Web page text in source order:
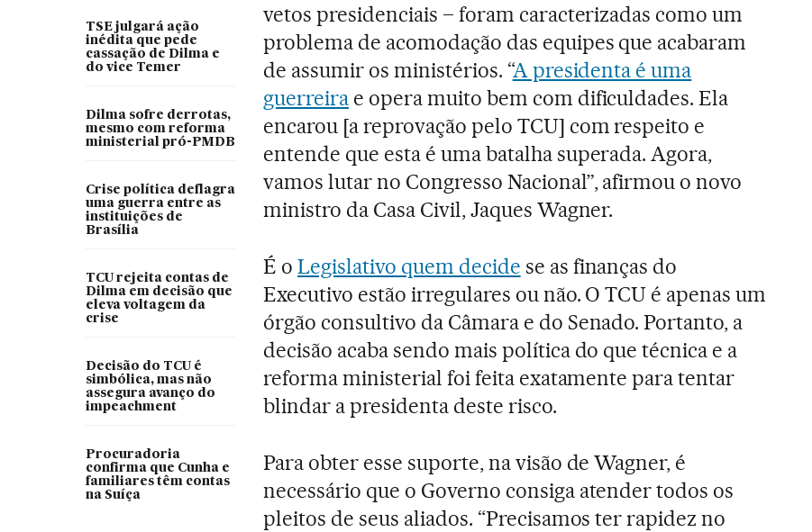
TSE julgará ação
inédita que pede
cassação de Dilma e
do vice Temer
Dilma sofre derrotas,
mesmo com reforma
ministerial pró-PMDB
Crise política deflagra
uma guerra entre as
instituições de
Brasília
TCU rejeita contas de
Dilma em decisão que
eleva voltagem da
crise
Decisão do TCU é
simbólica, mas não
assegura avanço do
impeachment
Procuradoria
confirma que Cunha e
familiares têm contas
na Suíça
vetos presidenciais – foram caracterizadas como um
problema de acomodação das equipes que acabaram
de assumir os ministérios. “A presidenta é uma
guerreira e opera muito bem com dificuldades. Ela
encarou [a reprovação pelo TCU] com respeito e
entende que esta é uma batalha superada. Agora,
vamos lutar no Congresso Nacional”, afirmou o novo
ministro da Casa Civil, Jaques Wagner.
É oLegislativo quem decide se as finanças do
Executivo estão irregulares ou não. O TCU é apenas um
órgão consultivo da Câmara e do Senado. Portanto, a
decisão acaba sendo mais política do que técnica e a
reforma ministerial foi feita exatamente para tentar
blindar a presidenta deste risco.
Para obter esse suporte, na visão de Wagner, é
necessário que o Governo consiga atender todos os
pleitos de seus aliados. “Precisamos ter rapidez no